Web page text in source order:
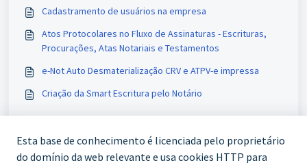
Cadastramento de usuários na empresa
Atos Protocolares no Fluxo de Assinaturas - Escrituras,
Procurações, Atas Notariais e Testamentos
e-Not Auto Desmaterialização CRV e ATPV-e impressa
Criação da Smart Escritura pelo Notário
Esta base de conhecimento é licenciada pelo proprietário
do domínio da web relevante e usa cookies HTTP para